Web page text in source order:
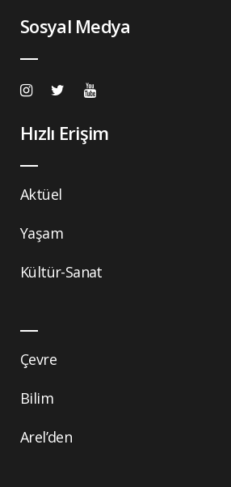
Sosyal Medya
Hızlı Erişim
Aktüel
Yaşam
Kültür-Sanat
Çevre
Bilim
Arel’den